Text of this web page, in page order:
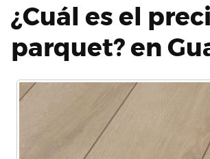
¿Cuál es el
parquet? en